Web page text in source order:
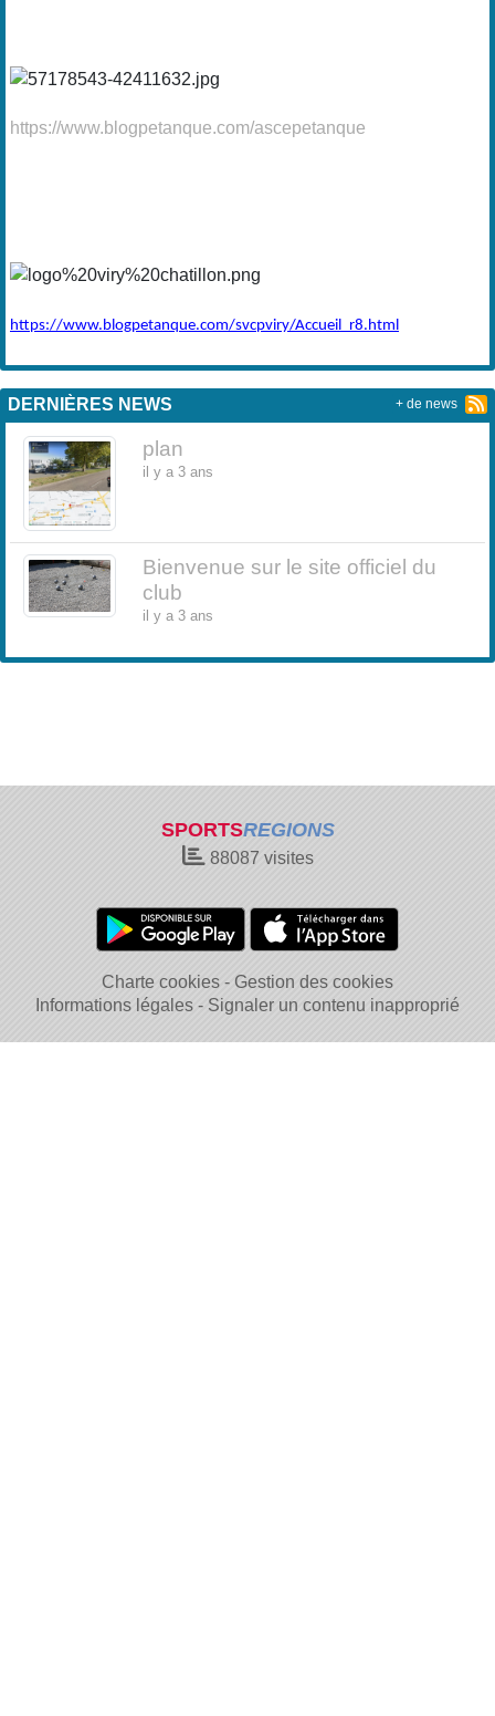
https://www.blogpetanque.com/ascepetanque
https://www.blogpetanque.com/svcpviry/Accueil_r8.html
DERNIÈRES NEWS
plan
il y a 3 ans
Bienvenue sur le site officiel du
club
il y a 3 ans
+ de news
SPORTSREGIONS
88087 visites
Charte cookies
Gestion des cookies
Informations légales
Signaler un contenu inapproprié